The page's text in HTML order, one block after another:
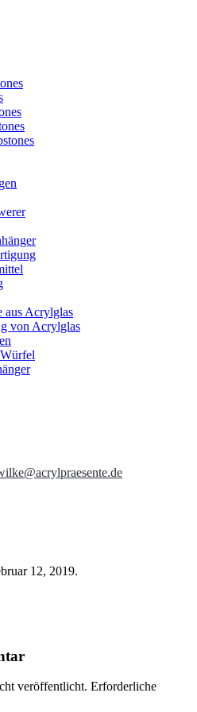
aus Acrylglas
von Acrylglas
12, 2019.
veröffentlicht. Erforderliche